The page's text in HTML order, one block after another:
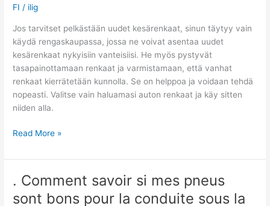
FI / ilig
Jos tarvitset pelkästään uudet kesärenkaat, sinun täytyy vain
käydä rengaskaupassa, jossa ne voivat asentaa uudet
kesärenkaat nykyisiin vanteisiisi. He myös pystyvät
tasapainottamaan renkaat ja varmistamaan, että vanhat
renkaat kierrätetään kunnolla. Se on helppoa ja voidaan tehdä
nopeasti. Valitse vain haluamasi auton renkaat ja käy sitten
niiden alla.
Tarvitsen
kesärenkaita,
mutta
haluan
pitää
Read More »
. Comment savoir si mes pneus
sont bons pour la conduite sous la